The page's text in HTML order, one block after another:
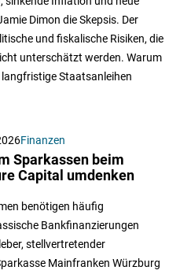
Dimon die Skepsis. Der
und fiskalische Risiken, die
unterschätzt werden. Warum
Staatsanleihen
Finanzen
Sparkassen beim
Capital umdenken
benötigen häufig
Bankfinanzierungen
stellvertretender
Mainfranken Würzburg